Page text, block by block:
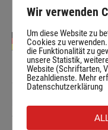
INTERSPORT
Wannenäckerstraße 36
-74078 Heilbronn
Telefon: +49 7131 123
Wir verwenden
Um diese Website zu
Cookies zu
die Funktionalität zu
unsere Statistik,
Website (Schriftarten,
Bezahldienste. Mehr
Datenschutzerklärung